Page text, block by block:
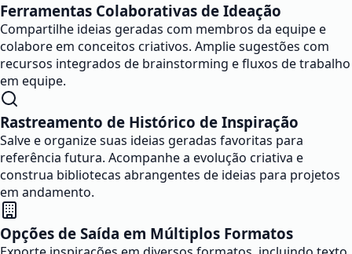
Ferramentas Colaborativas de Ideação
Compartilhe ideias geradas com membros da equipe e
colabore em conceitos criativos. Amplie sugestões com
recursos integrados de brainstorming e fluxos de trabalho
em equipe.
Rastreamento de Histórico de Inspiração
Salve e organize suas ideias geradas favoritas para
referência futura. Acompanhe a evolução criativa e
construa bibliotecas abrangentes de ideias para projetos
em andamento.
Opções de Saída em Múltiplos Formatos